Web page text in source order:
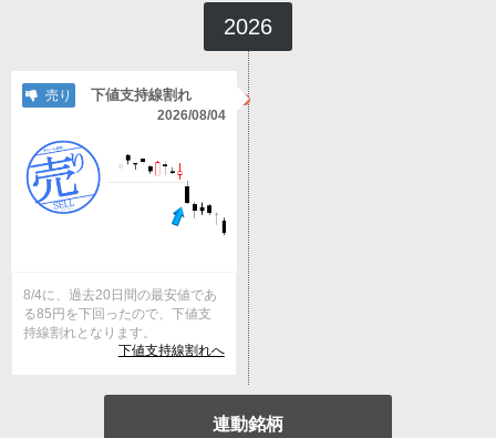
2026
売り 下値支持線割れ
2026/08/04
8/4に、過去20日間の最安値であ
る85円を下回ったので、下値支
持線割れとなります。
下値支持線割れへ
連動銘柄